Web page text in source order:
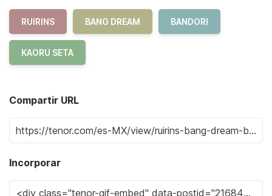
RUIRINS BANG DREAM BANDORI
KAORU SETA
Compartir URL
Incorporar